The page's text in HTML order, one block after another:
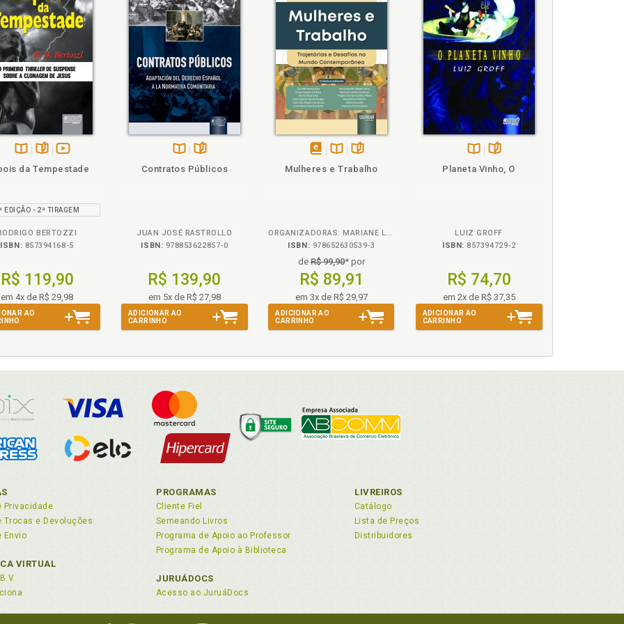
Disponível vídeo
da Tempestade
EDIÇÃO - 2ª TIRAGEM
BERTOZZI
ISBN: 857394168-5
R$ 119,90
em 4x de R$ 29,98
AO
Disponível
páginas
Contratos Públicos
JUAN JOSÉ RASTROLLO
ISBN: 978853622857-0
R$ 139,90
em 5x de R$ 27,98
ADICIONAR AO
CARRINHO
disponívelDisponível
páginas
Mulheres e Trabalho
ORGANIZADORAS: MARIANE LEMOS LOURENÇO, CAMILLA FERNANDES
ISBN: 978652630539-3
deR$ 99,90* por
R$ 89,91
em 3x de R$ 29,97
ADICIONAR AO
CARRINHO
Disponível
páginas
Planeta Vinho, O
LUIZ GROFF
ISBN: 857394729-2
R$ 74,70
em 2x de R$ 37,35
ADICIONAR AO
CARRINHO
Privacidade
Trocas e Devoluções
Envio
VIRTUAL
PROGRAMAS
Cliente Fiel
Semeando Livros
Programa de Apoio ao Professor
Programa de Apoio à Biblioteca
JURUÁDOCS
Acesso ao JuruáDocs
LIVREIROS
Catálogo
Lista de Preços
Distribuidores